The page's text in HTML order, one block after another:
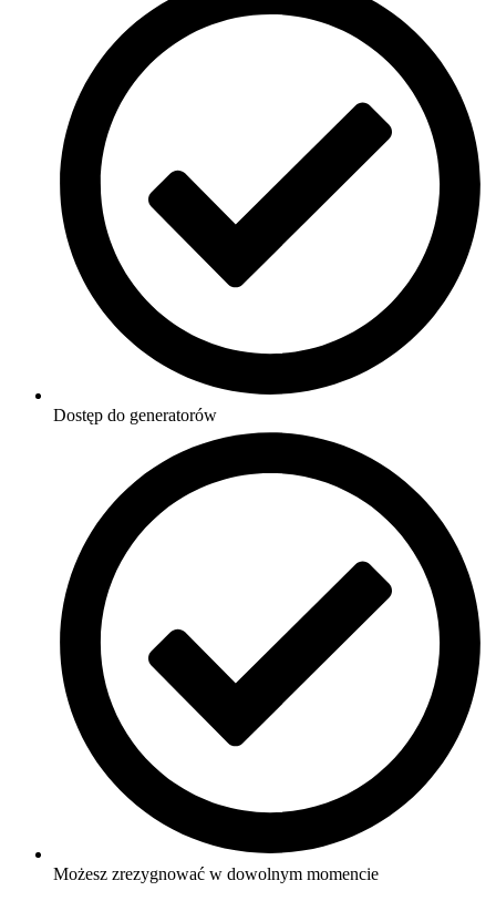
Dostęp do generatorów
Możesz zrezygnować w dowolnym momencie